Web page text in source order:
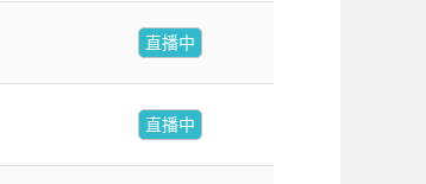
直播中
直播中